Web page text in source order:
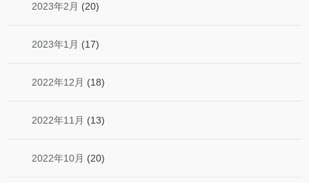
2023年2月 (20)
2023年1月 (17)
2022年12月 (18)
2022年11月 (13)
2022年10月 (20)